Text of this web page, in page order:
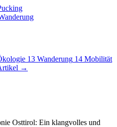
13 Wanderung 14 Mobilität
→
Osttirol: Ein klangvolles und